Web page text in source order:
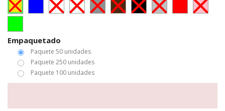
Empaquetado
Paquete 50 unidades
Paquete 250 unidades
Paquete 100 unidades